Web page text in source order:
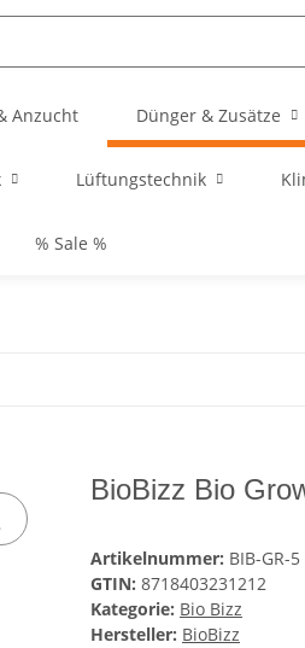
Anzucht Dünger & Zusätze
Lüftungstechnik
% Sale %
BioBizz Bio
Artikelnummer: BIB-GR-5
GTIN: 8718403231212
Kategorie: Bio Bizz
Hersteller: BioBizz